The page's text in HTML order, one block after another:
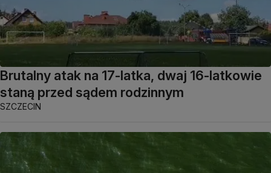
Brutalny atak na 17-latka, dwaj 16-latkowie
staną przed sądem rodzinnym
SZCZECIN